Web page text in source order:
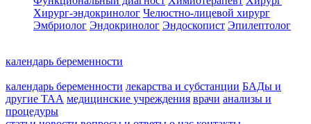
Хирург-эндокринолог Челюстно-лицевой хирург
Эмбриолог Эндокринолог Эндоскопист Эпилептолог
календарь беременности
календарь беременности лекарства и субстанции БАДы и
другие ТАА медицинские учреждения врачи анализы и
процедуры